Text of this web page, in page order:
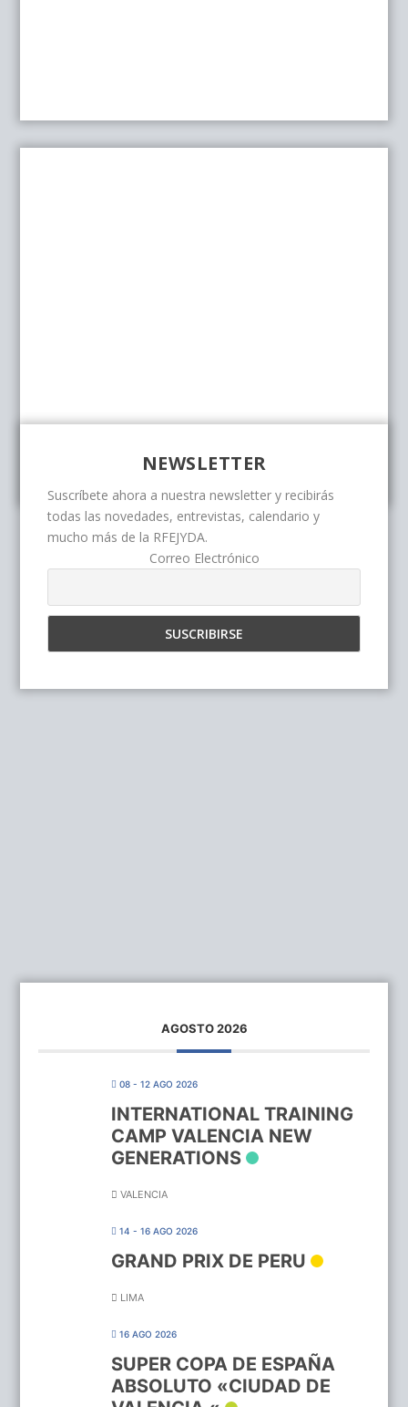
NEWSLETTER
Suscríbete ahora a nuestra newsletter y recibirás
todas las novedades, entrevistas, calendario y
mucho más de la RFEJYDA.
Correo Electrónico
AGOSTO 2026
08 - 12 AGO 2026
INTERNATIONAL TRAINING
CAMP VALENCIA NEW
GENERATIONS
VALENCIA
14 - 16 AGO 2026
GRAND PRIX DE PERU
LIMA
16 AGO 2026
SUPER COPA DE ESPAÑA
ABSOLUTO «CIUDAD DE